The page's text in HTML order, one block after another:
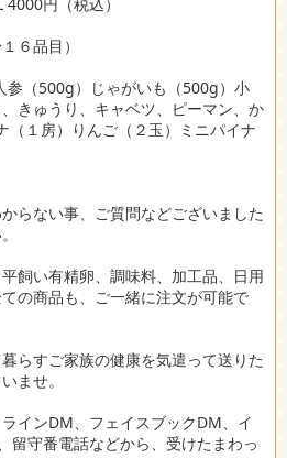
円（税込）
６品目）
参（500g）じゃがいも（500g）小
きゅうり、キャベツ、ピーマン、か
（１房）りんご（２玉）ミニパイナ
らない事、ご質問などございました
飼い有精卵、調味料、加工品、日用
の商品も、ご一緒に注文が可能で
らすご家族の健康を気遣って送りた
ませ。
インDM、フェイスブックDM、イ
留守番電話などから、受けたまわっ